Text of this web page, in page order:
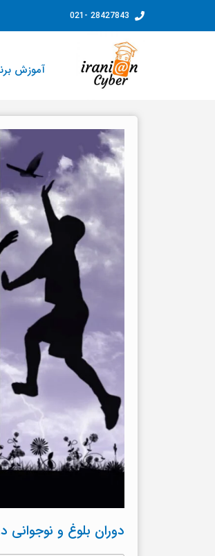
28427843 -021
آموزش
دوران بلوغ و نوجوانی